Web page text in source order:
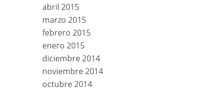
abril 2015
marzo 2015
febrero 2015
enero 2015
diciembre 2014
noviembre 2014
octubre 2014